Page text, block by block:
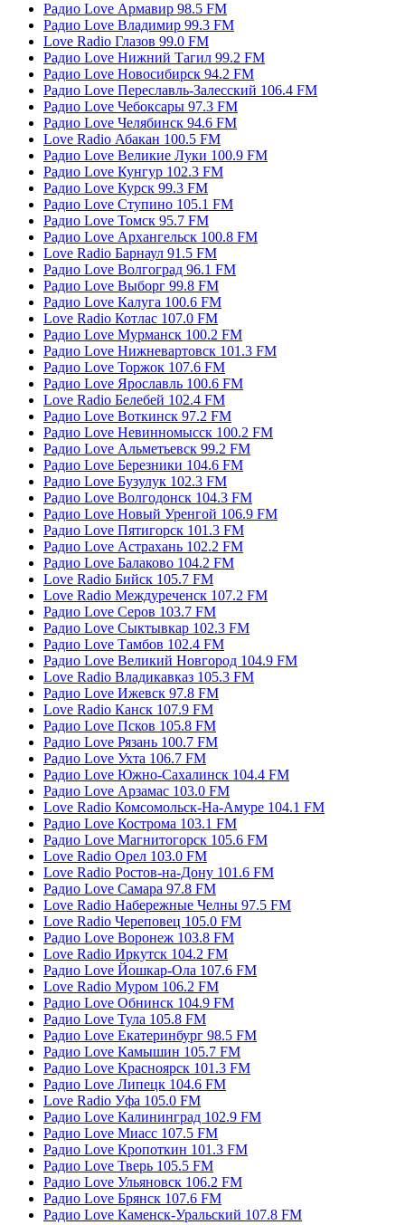
Радио Love Армавир 98.5 FM
Радио Love Владимир 99.3 FM
Love Radio Глазов 99.0 FM
Радио Love Нижний Тагил 99.2 FM
Радио Love Новосибирск 94.2 FM
Радио Love Переславль-Залесский 106.4 FM
Радио Love Чебоксары 97.3 FM
Радио Love Челябинск 94.6 FM
Love Radio Абакан 100.5 FM
Радио Love Великие Луки 100.9 FM
Радио Love Кунгур 102.3 FM
Радио Love Курск 99.3 FM
Радио Love Ступино 105.1 FM
Радио Love Томск 95.7 FM
Радио Love Архангельск 100.8 FM
Love Radio Барнаул 91.5 FM
Радио Love Волгоград 96.1 FM
Радио Love Выборг 99.8 FM
Радио Love Калуга 100.6 FM
Love Radio Котлас 107.0 FM
Радио Love Мурманск 100.2 FM
Радио Love Нижневартовск 101.3 FM
Радио Love Торжок 107.6 FM
Радио Love Ярославль 100.6 FM
Love Radio Белебей 102.4 FM
Радио Love Воткинск 97.2 FM
Радио Love Невинномысск 100.2 FM
Радио Love Альметьевск 99.2 FM
Радио Love Березники 104.6 FM
Радио Love Бузулук 102.3 FM
Радио Love Волгодонск 104.3 FM
Радио Love Новый Уренгой 106.9 FM
Радио Love Пятигорск 101.3 FM
Радио Love Астрахань 102.2 FM
Радио Love Балаково 104.2 FM
Love Radio Бийск 105.7 FM
Love Radio Междуреченск 107.2 FM
Радио Love Серов 103.7 FM
Радио Love Сыктывкар 102.3 FM
Радио Love Тамбов 102.4 FM
Радио Love Великий Новгород 104.9 FM
Love Radio Владикавказ 105.3 FM
Радио Love Ижевск 97.8 FM
Love Radio Канск 107.9 FM
Радио Love Псков 105.8 FM
Радио Love Рязань 100.7 FM
Радио Love Ухта 106.7 FM
Радио Love Южно-Сахалинск 104.4 FM
Радио Love Арзамас 103.0 FM
Love Radio Комсомольск-На-Амуре 104.1 FM
Радио Love Кострома 103.1 FM
Радио Love Магнитогорск 105.6 FM
Love Radio Орел 103.0 FM
Love Radio Ростов-на-Дону 101.6 FM
Радио Love Самара 97.8 FM
Love Radio Набережные Челны 97.5 FM
Love Radio Череповец 105.0 FM
Радио Love Воронеж 103.8 FM
Love Radio Иркутск 104.2 FM
Радио Love Йошкар-Ола 107.6 FM
Love Radio Муром 106.2 FM
Радио Love Обнинск 104.9 FM
Радио Love Тула 105.8 FM
Радио Love Екатеринбург 98.5 FM
Радио Love Камышин 105.7 FM
Радио Love Красноярск 101.3 FM
Радио Love Липецк 104.6 FM
Love Radio Уфа 105.0 FM
Радио Love Калининград 102.9 FM
Радио Love Миасс 107.5 FM
Радио Love Кропоткин 101.3 FM
Радио Love Тверь 105.5 FM
Радио Love Ульяновск 106.2 FM
Радио Love Брянск 107.6 FM
Радио Love Каменск-Уральский 107.8 FM